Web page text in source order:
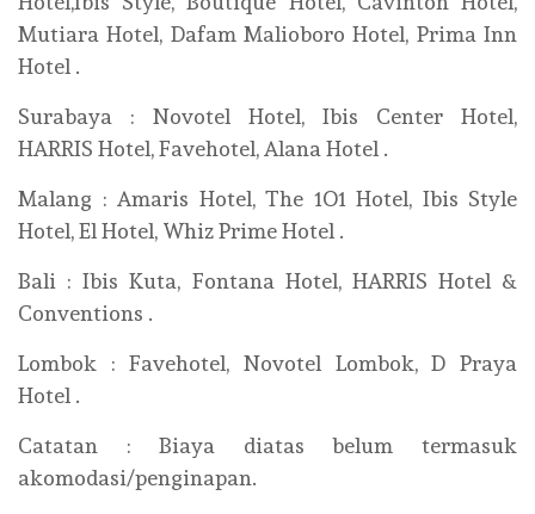
Mutiara Hotel, Dafam Malioboro Hotel, Prima Inn
Hotel .
Surabaya : Novotel Hotel, Ibis Center Hotel,
HARRIS Hotel, Favehotel, Alana Hotel .
Malang : Amaris Hotel, The 1O1 Hotel, Ibis Style
Hotel, El Hotel, Whiz Prime Hotel .
Bali : Ibis Kuta, Fontana Hotel, HARRIS Hotel &
Conventions .
Lombok : Favehotel, Novotel Lombok, D Praya
Hotel .
Catatan : Biaya diatas belum termasuk
akomodasi/penginapan.